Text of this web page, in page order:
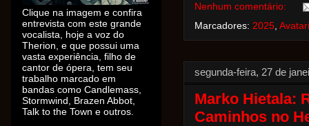
Nenhum comentário:
Marcadores: 2025
segunda-feira, 27 de
Marko Hietala:
Caminhos no
Clique na imagem e confira
entrevista com este grande
vocalista, hoje a voz do
Therion, e que possui uma
vasta experiência, filho de
cantor de ópera, tem seu
trabalho marcado em
bandas como Candlemass,
Stormwind, Brazen Abbot,
Talk to the Town e outros.